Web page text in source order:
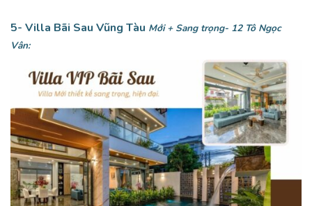
5- Villa Bãi Sau Vũng Tàu Mới + Sang trọng- 12 Tô Ngọc
Vân: